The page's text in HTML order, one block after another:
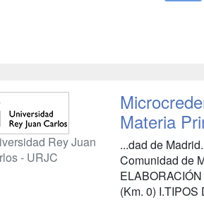
Rey Juan
- URJC
Materia
...dad de
Comunidad de
(Km. 0) I.TIPOS